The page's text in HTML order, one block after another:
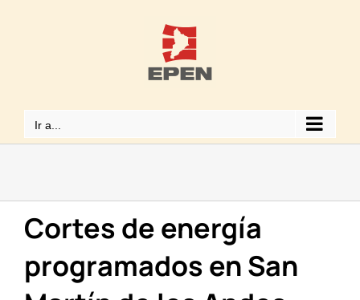
Ir a...
Cortes de energía
programados en San